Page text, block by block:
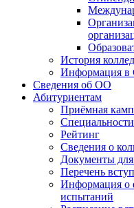
История
Информация
Сведения об ОО
Абитуриентам
Приёмная
Специальности
Рейтинг
Сведения о
Документы
Перечень
Информация о
испытаний